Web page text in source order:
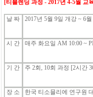
[티블렌딩 과정 - 2017년 4-5월 교
날 짜 2017년5월9일 개강~ 6
시 간 매주 화요일AM 10:00 ~
기 간 주2회, 10회 과정 [2시간
장 소
한국 티소믈리에 연구원